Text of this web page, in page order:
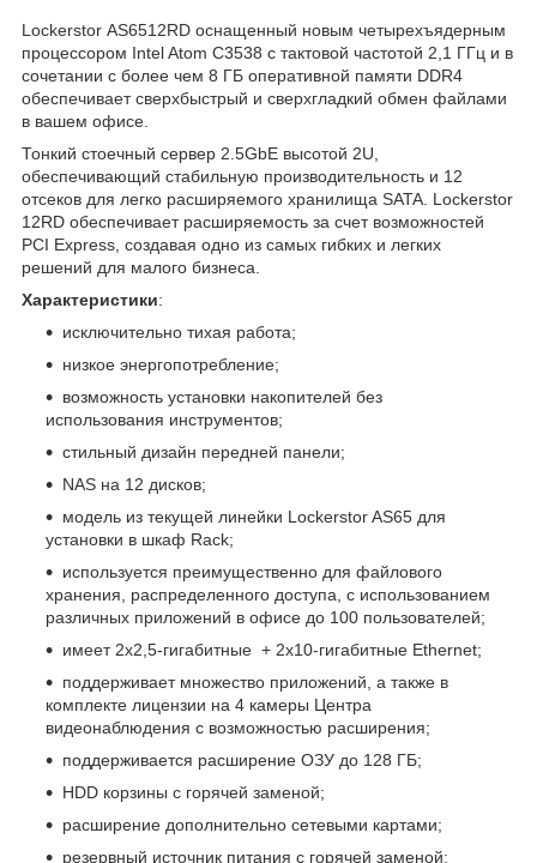
Lockerstor AS6512RD оснащенный новым четырехъядерным
процессором Intel Atom C3538 с тактовой частотой 2,1 ГГц и в
сочетании с более чем 8 ГБ оперативной памяти DDR4
обеспечивает сверхбыстрый и сверхгладкий обмен файлами
в вашем офисе.
Тонкий стоечный сервер 2.5GbE высотой 2U,
обеспечивающий стабильную производительность и 12
отсеков для легко расширяемого хранилища SATA. Lockerstor
12RD обеспечивает расширяемость за счет возможностей
PCI Express, создавая одно из самых гибких и легких
решений для малого бизнеса.
Характеристики:
исключительно тихая работа;
низкое энергопотребление;
возможность установки накопителей без
использования инструментов;
стильный дизайн передней панели;
NAS на 12 дисков;
модель из текущей линейки Lockerstor AS65 для
установки в шкаф Rack;
используется преимущественно для файлового
хранения, распределенного доступа, с использованием
различных приложений в офисе до 100 пользователей;
имеет 2х2,5-гигабитные + 2х10-гигабитные Ethernet;
поддерживает множество приложений, а также в
комплекте лицензии на 4 камеры Центра
видеонаблюдения с возможностью расширения;
поддерживается расширение ОЗУ до 128 ГБ;
HDD корзины с горячей заменой;
расширение дополнительно сетевыми картами;
резервный источник питания с горячей заменой;